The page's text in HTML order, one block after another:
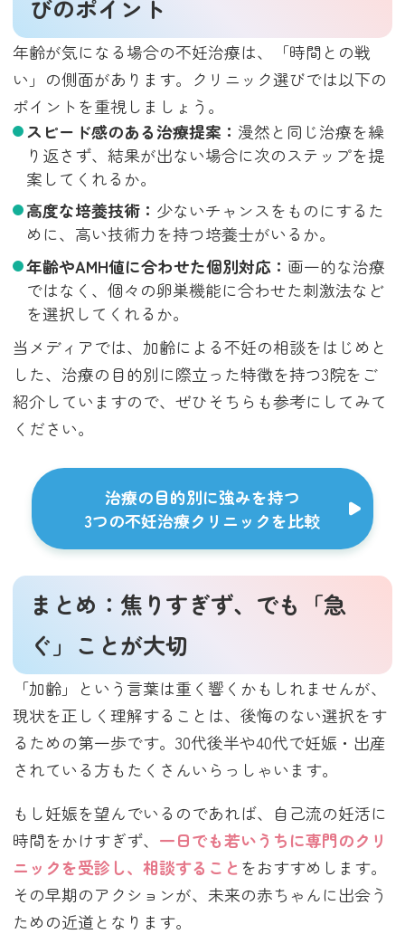
びのポイント
年齢が気になる場合の不妊治療は、「時間との戦
い」の側面があります。クリニック選びでは以下の
ポイントを重視しましょう。
スピード感のある治療提案： 漫然と同じ治療を繰
り返さず、結果が出ない場合に次のステップを提
案してくれるか。
高度な培養技術： 少ないチャンスをものにするた
めに、高い技術力を持つ培養士がいるか。
年齢やAMH値に合わせた個別対応： 画一的な治療
ではなく、個々の卵巣機能に合わせた刺激法など
を選択してくれるか。
当メディアでは、加齢による不妊の相談をはじめと
した、治療の目的別に際立った特徴を持つ3院をご
紹介していますので、ぜひそちらも参考にしてみて
ください。
治療の目的別に強みを持つ
3つの不妊治療クリニックを比較
まとめ：焦りすぎず、でも「急
ぐ」ことが大切
「加齢」という言葉は重く響くかもしれませんが、
現状を正しく理解することは、後悔のない選択をす
るための第一歩です。30代後半や40代で妊娠・出産
されている方もたくさんいらっしゃいます。
もし妊娠を望んでいるのであれば、自己流の妊活に
時間をかけすぎず、 一日でも若いうちに専門のクリ
ニックを受診し、相談すること をおすすめします。
その早期のアクションが、未来の赤ちゃんに出会う
ための近道となります。